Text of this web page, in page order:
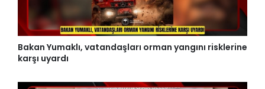
Bakan Yumaklı, vatandaşları orman yangını risklerine
karşı uyardı